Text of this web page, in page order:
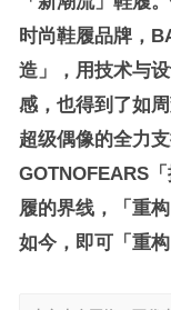
时尚鞋履品牌，
造」，用技术与
感，也得到了如
超级偶像的全力
GOTNOFEARS
履的界线，「重
如今，即可「重